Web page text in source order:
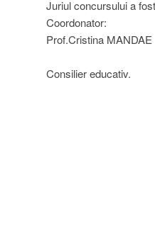
Juriul concursului a
Coordonator:
Prof.Cristina MANDAE
Consilier educativ.